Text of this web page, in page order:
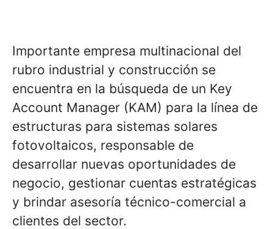
Importante empresa multinacional del
rubro industrial y construcción se
encuentra en la búsqueda de un Key
Account Manager (KAM) para la línea de
estructuras para sistemas solares
fotovoltaicos, responsable de
desarrollar nuevas oportunidades de
negocio, gestionar cuentas estratégicas
y brindar asesoría técnico-comercial a
clientes del sector.